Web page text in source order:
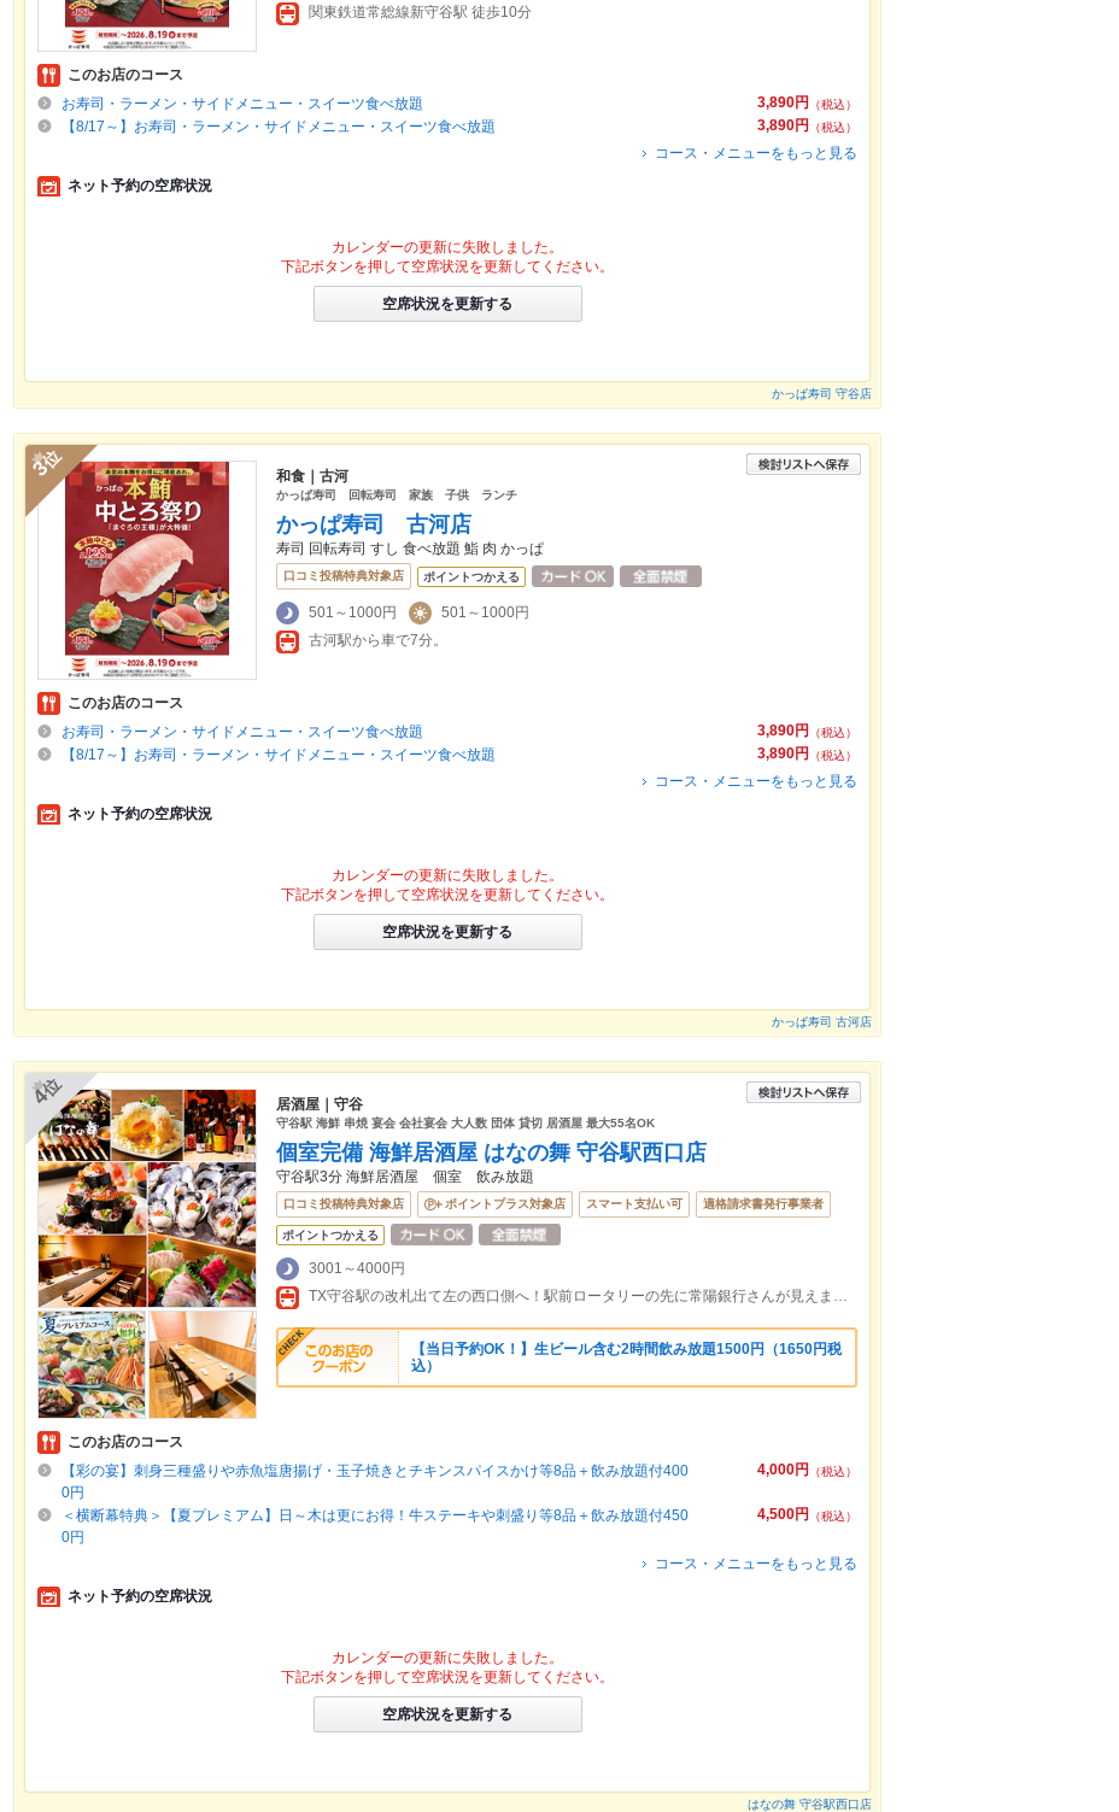
関東鉄道常総線新守谷駅 徒歩10分
このお店のコース
3,890円
（税込）
お寿司・ラーメン・サイドメニュー・スイーツ食べ放題
3,890円
（税込）
【8/17～】お寿司・ラーメン・サイドメニュー・スイーツ食べ放題
コース・メニューをもっと見る
ネット予約の空席状況
カレンダーの更新に失敗しました。
下記ボタンを押して空席状況を更新してください。
空席状況を更新する
かっぱ寿司 守谷店
3
位
和食｜古河
かっぱ寿司 回転寿司 家族 子供 ランチ
かっぱ寿司 古河店
寿司 回転寿司 すし 食べ放題 鮨 肉 かっぱ
口コミ投稿特典対象店 ポイントつかえる
501～1000円
501～1000円
古河駅から車で7分。
このお店のコース
3,890円
（税込）
お寿司・ラーメン・サイドメニュー・スイーツ食べ放題
3,890円
（税込）
【8/17～】お寿司・ラーメン・サイドメニュー・スイーツ食べ放題
コース・メニューをもっと見る
ネット予約の空席状況
カレンダーの更新に失敗しました。
下記ボタンを押して空席状況を更新してください。
空席状況を更新する
かっぱ寿司 古河店
4
位
居酒屋｜守谷
守谷駅 海鮮 串焼 宴会 会社宴会 大人数 団体 貸切 居酒屋 最大55名OK
個室完備 海鮮居酒屋 はなの舞 守谷駅西口店
守谷駅3分 海鮮居酒屋 個室 飲み放題
口コミ投稿特典対象店 ポイントプラス対象店 スマート支払い可 適格請求書発行事業者
ポイントつかえる
3001～4000円
TX守谷駅の改札出て左の西口側へ！駅前ロータリーの先に常陽銀行さんが見えましたら、道路挟んだ、みずほ銀行さん2階♪
【当日予約OK！】生ビール含む2時間飲み放題1500円（1650円税
込）
このお店のコース
4,000円
（税込）
【彩の宴】刺身三種盛りや赤魚塩唐揚げ・玉子焼きとチキンスパイスかけ等8品＋飲み放題付400
0円
4,500円
（税込）
＜横断幕特典＞【夏プレミアム】日～木は更にお得！牛ステーキや刺盛り等8品＋飲み放題付450
0円
コース・メニューをもっと見る
ネット予約の空席状況
カレンダーの更新に失敗しました。
下記ボタンを押して空席状況を更新してください。
空席状況を更新する
はなの舞 守谷駅西口店